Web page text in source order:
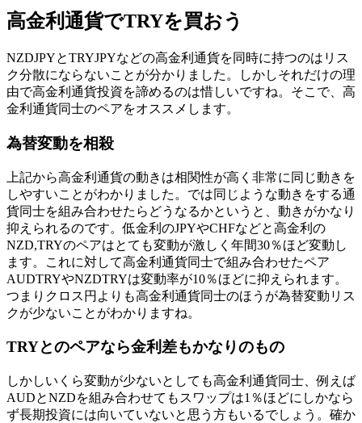
高金利通貨でTRYを買おう
NZDJPYとTRYJPYなどの高金利通貨を同時に持つのはリス
ク分散にならないことが分かりました。しかしそれだけの理
由で高金利通貨投資を諦めるのは惜しいですね。そこで、高
金利通貨同士のペアをオススメします。
為替変動を相殺
上記から高金利通貨の動きは相関性が高く非常に同じ動きを
しやすいことがわかりました。では同じような動きをする通
貨同士を組み合わせたらどうなるかというと、動きがかなり
抑えられるのです。低金利のJPYやCHFなどと高金利の
NZD,TRYのペアはとても変動が激しく年間30％ほど変動し
ます。これに対して高金利通貨同士で組み合わせたペア
AUDTRYやNZDTRYは変動率が10％ほどに抑えられます。
つまりクロス円よりも高金利通貨同士のほうが為替変動リス
クが少ないことがわかりますね。
TRYとのペアなら金利差もかなりのもの
しかしいくら変動が少ないとしても高金利通貨同士、例えば
AUDとNZDを組み合わせてもスワップは1％ほどにしかなら
ず長期投資には向いていないと思う方もいるでしょう。確か